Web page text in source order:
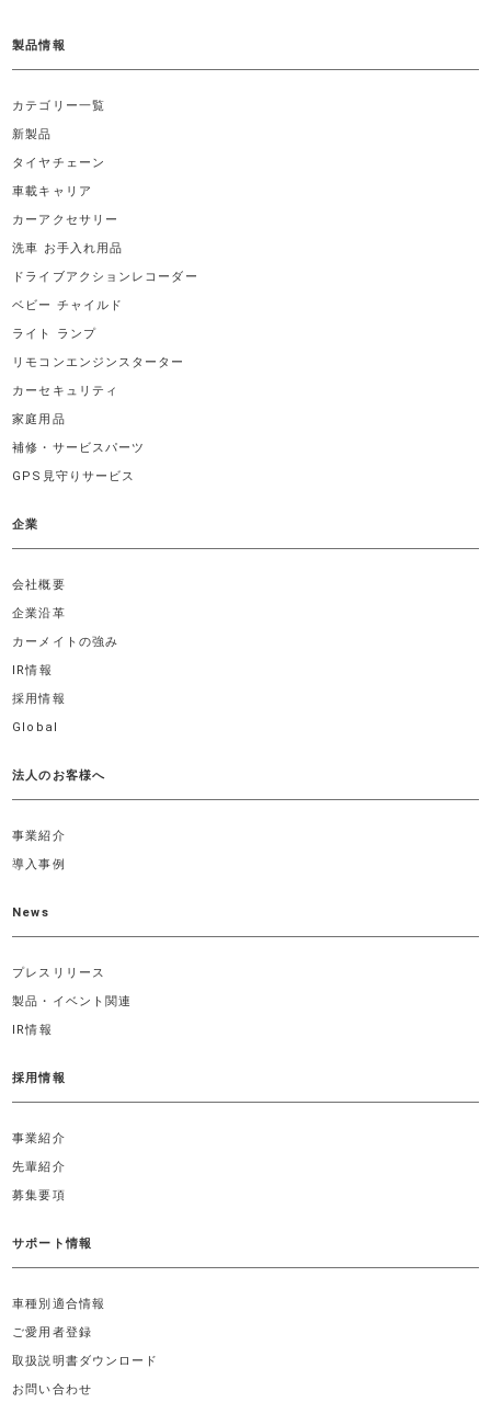
製品情報
カテゴリー一覧
新製品
タイヤチェーン
車載キャリア
カーアクセサリー
洗車 お手入れ用品
ドライブアクションレコーダー
ベビー チャイルド
ライト ランプ
リモコンエンジンスターター
カーセキュリティ
家庭用品
補修・サービスパーツ
GPS見守りサービス
企業
会社概要
企業沿革
カーメイトの強み
IR情報
採用情報
Global
法人のお客様へ
事業紹介
導入事例
News
プレスリリース
製品・イベント関連
IR情報
採用情報
事業紹介
先輩紹介
募集要項
サポート情報
車種別適合情報
ご愛用者登録
取扱説明書ダウンロード
お問い合わせ